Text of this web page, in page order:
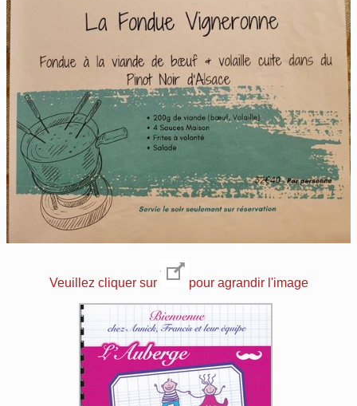
Veuillez cliquer sur pour agrandir l'image